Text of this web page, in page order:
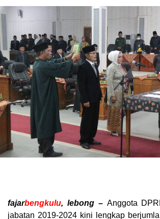
fajarbengkulu, lebong – Anggota
jabatan 2019-2024 kini lengkap